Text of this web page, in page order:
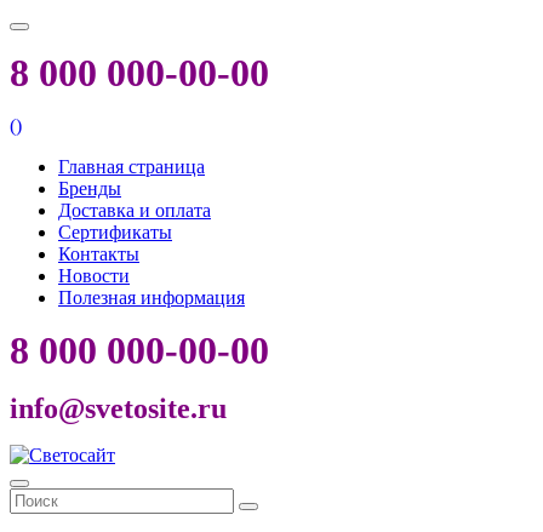
8 000 000-00-00
()
Главная страница
Бренды
Доставка и оплата
Сертификаты
Контакты
Новости
Полезная информация
8 000 000-00-00
info@svetosite.ru